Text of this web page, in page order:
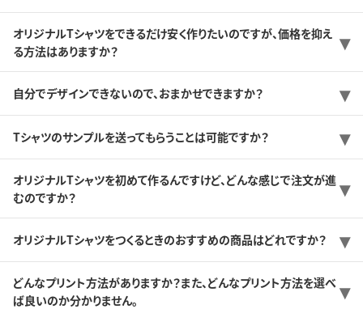
オリジナルTシャツをできるだけ安く作りたいのですが、価格を抑え
る方法はありますか？
自分でデザインできないので、おまかせできますか？
Tシャツのサンプルを送ってもらうことは可能ですか？
オリジナルTシャツを初めて作るんですけど、どんな感じで注文が進
むのですか？
オリジナルTシャツをつくるときのおすすめの商品はどれですか？
どんなプリント方法がありますか？また、どんなプリント方法を選べ
ば良いのか分かりません。